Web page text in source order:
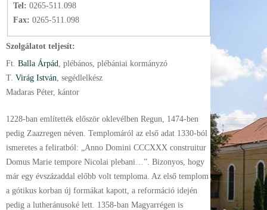
Tel: 0265-511.098
Fax: 0265-511.098
Szolgálatot teljesít:
Ft. Balla Árpád , plébános , plébániai kormányzó
T. Virág István , segédlelkész
Madaras Péter, kántor
1228-ban említették először oklevélben Regun, 1474-ben
pedig Zaazregen néven. Templomáról az első adat 1330-ból
ismeretes a feliratból: „Anno Domini CCCXXX construitur
Domus Marie tempore Nicolai plebani…”. Bizonyos, hogy
már egy évszázaddal előbb volt temploma. Az első templom
a gótikus korban új formákat kapott, a reformáció idején
pedig a lutheránusoké lett. 1358-ban Magyarrégen is